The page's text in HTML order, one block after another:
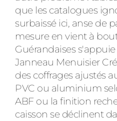
que les catalogues
surbaissé ici, anse de
mesure en vient à
Guérandaises s'appuie
Janneau Menuisier
des coffrages ajustés
PVC ou aluminium
ABF ou la finition
caisson se déclinent